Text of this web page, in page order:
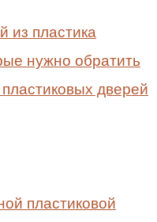
из пластика
нужно обратить
дверей
пластиковой